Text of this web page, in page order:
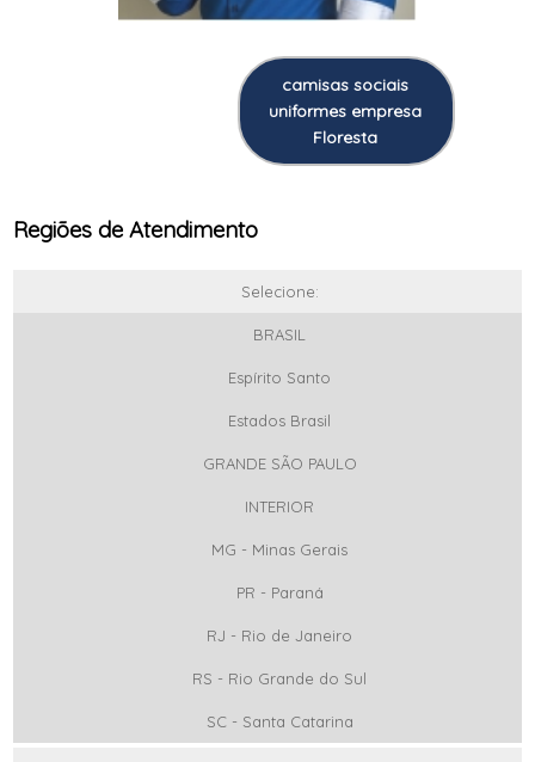
camisas sociais
uniformes empresa
Floresta
Regiões de Atendimento
Selecione:
BRASIL
Espírito Santo
Estados Brasil
GRANDE SÃO PAULO
INTERIOR
MG - Minas Gerais
PR - Paraná
RJ - Rio de Janeiro
RS - Rio Grande do Sul
SC - Santa Catarina